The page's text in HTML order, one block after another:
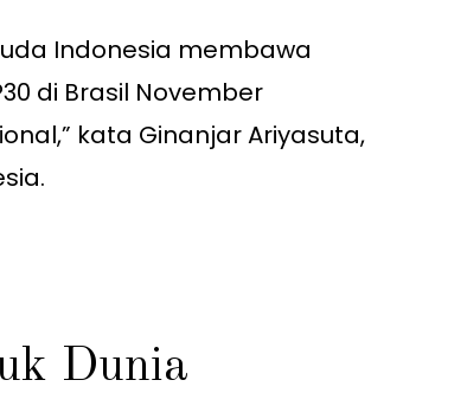
Indonesia membawa
di Brasil November
kata Ginanjar Ariyasuta,
Dunia